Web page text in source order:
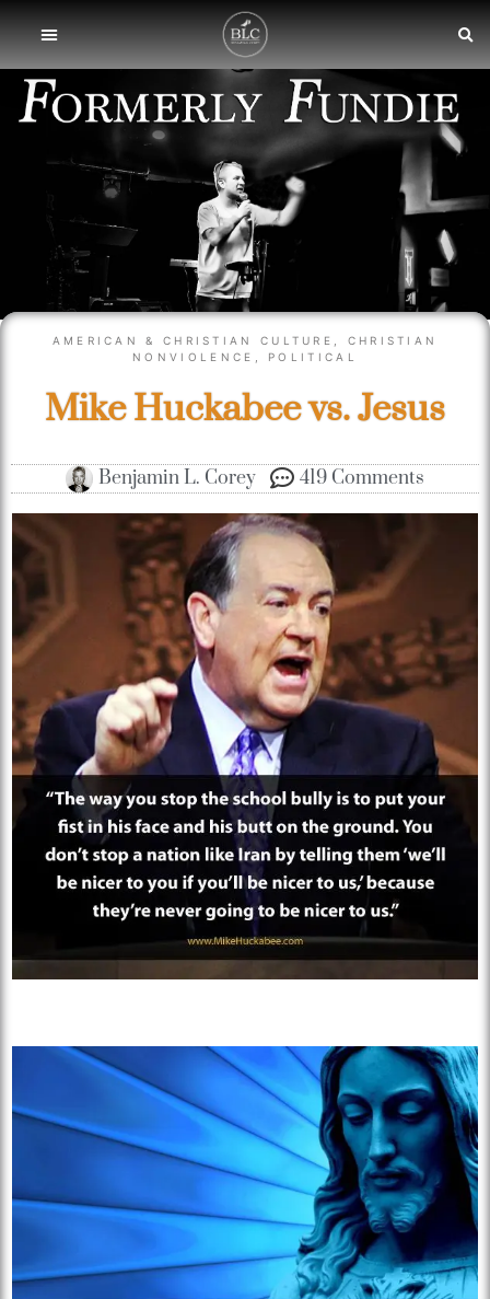
AMERICAN & CHRISTIAN CULTURE
CHRISTIAN
NONVIOLENCE
POLITICAL
Mike Huckabee vs. Jesus
Benjamin L. Corey 419 Comments